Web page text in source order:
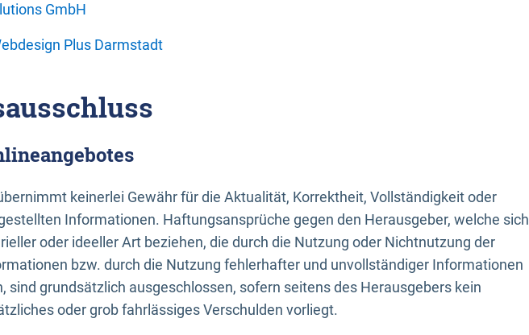
GmbH
Plus Darmstadt
keinerlei Gewähr für die Aktualität, Korrektheit, Vollständigkeit oder
Informationen. Haftungsansprüche gegen den Herausgeber, welche sich
oder ideeller Art beziehen, die durch die Nutzung oder Nichtnutzung der
bzw. durch die Nutzung fehlerhafter und unvollständiger Informationen
sind grundsätzlich ausgeschlossen, sofern seitens des Herausgebers kein
oder grob fahrlässiges Verschulden vorliegt.